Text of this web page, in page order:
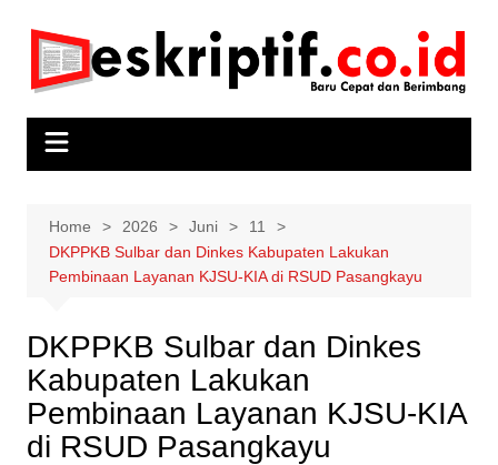
content
Home 2026 Juni
11
DKPPKB Sulbar dan Dinkes Kabupaten Lakukan
Pembinaan Layanan KJSU-KIA di RSUD Pasangkayu
DKPPKB Sulbar dan Dinkes
Kabupaten Lakukan
Pembinaan Layanan KJSU-KIA
di RSUD Pasangkayu